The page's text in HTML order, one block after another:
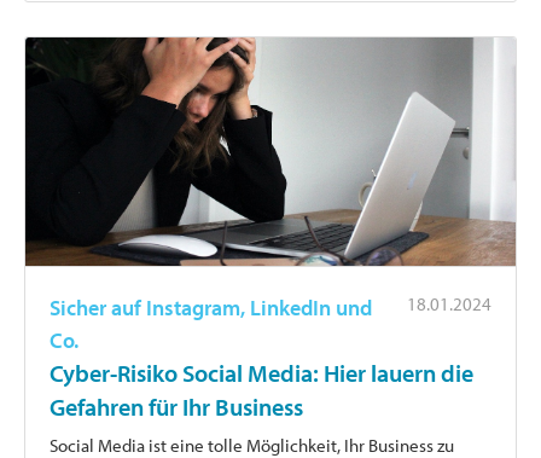
18.01.2024
Sicher auf Instagram, LinkedIn und
Co.
Cyber-Risiko Social Media: Hier lauern die
Gefahren für Ihr Business
Social Media ist eine tolle Möglichkeit, Ihr Business zu